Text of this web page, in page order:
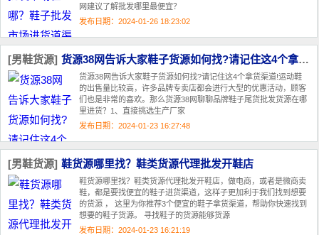
网建议了解批发哪里最便宜？
发布日期：2024-01-26 18:23:02
[男鞋货源] 货源38网告诉大家鞋子货源如何找?请记住这4个拿货渠道!
货源38网告诉大家鞋子货源如何找?请记住这4个拿货渠道!运动鞋
的出售量比较高，许多品牌专卖店都会进行大型的优惠活动，顾客
们也是非常的喜欢。那么货源38网聊聊品牌鞋子尾货批发货源在哪
里进货？1、直接挑选生产厂家
发布日期：2024-01-23 16:27:48
[男鞋货源] 鞋货源哪里找？鞋类货源代理批发开鞋店
鞋货源哪里找？鞋类货源代理批发开鞋店，做电商，或者是微商卖
鞋，都是要找便宜的鞋子进货渠道，这样子更加利于我们找到想要
的货源 ， 这里为你推荐3个便宜的鞋子拿货渠道，帮助你快速找到
想要的鞋子货源。 寻找鞋子的货源能够货源
发布日期：2024-01-23 16:21:19